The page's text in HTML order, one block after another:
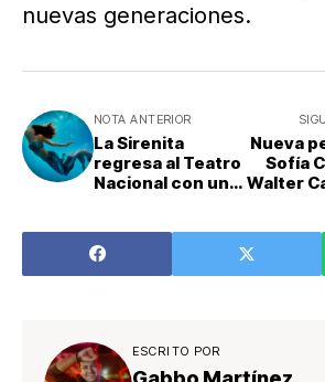
nuevas generaciones.
NOTA ANTERIOR
La Sirenita
regresa al Teatro
Nacional con una
transformadora
Nueva
Sofía
Walter
ESCRITO POR